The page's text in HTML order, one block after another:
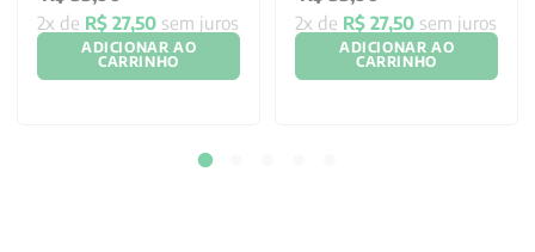
2x de R$ 27,50 sem juros
ADICIONAR AO
CARRINHO
2x de R$ 27,50 sem juros
ADICIONAR AO
CARRINHO